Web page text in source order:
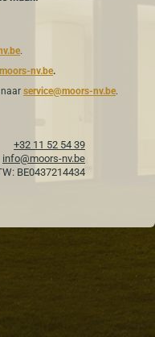
.
nv.be.
service@moors-nv.be.
+32 11 52 54 39
info@moors-nv.be
BE0437214434